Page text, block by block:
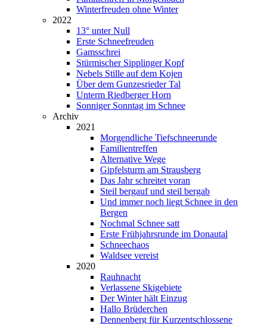
Winterfreuden ohne Winter
2022
13° unter Null
Erste Schneefreuden
Gamsschrei
Stürmischer Sipplinger Kopf
Nebels Stille auf dem Kojen
Über dem Gunzesrieder Tal
Unterm Riedberger Horn
Sonniger Sonntag im Schnee
Archiv
2021
Morgendliche Tiefschneerunde
Familientreffen
Alternative Wege
Gipfelsturm am Strausberg
Das Jahr schreitet voran
Steil bergauf und steil bergab
Und immer noch liegt Schnee in den
Bergen
Nochmal Schnee satt
Erste Frühjahrsrunde im Donautal
Schneechaos
Waldsee vereist
2020
Rauhnacht
Verlassene Skigebiete
Der Winter hält Einzug
Hallo Brüderchen
Dennenberg für Kurzentschlossene